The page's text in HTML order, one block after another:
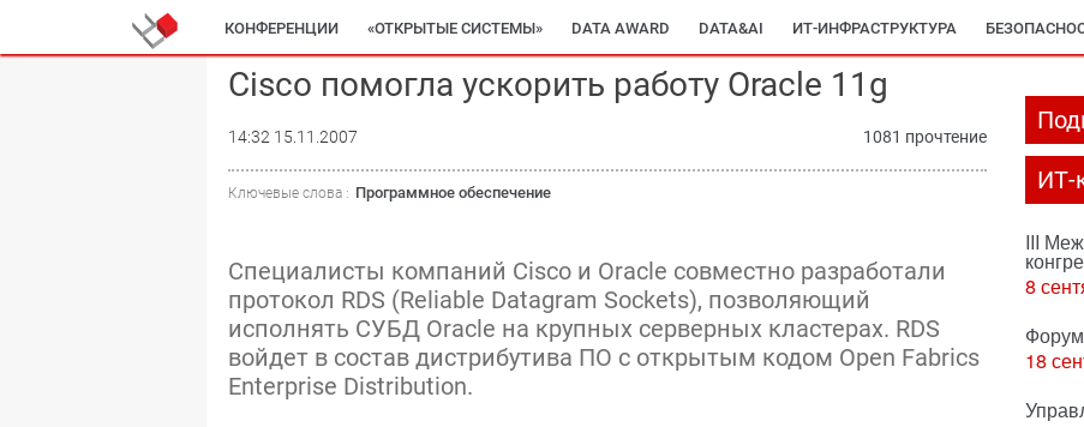
КОНФЕРЕНЦИИ «ОТКРЫТЫЕ СИСТЕМЫ» DATA AWARD DATA&AI ИТ-ИНФРАСТРУКТУРА
Cisco помогла ускорить работу Oracle 11g
14:32 15.11.2007 1081 прочтение
Ключевые слова : Программное обеспечение
Специалисты компаний Cisco и Oracle совместно разработали
протокол RDS (Reliable Datagram Sockets), позволяющий
исполнять СУБД Oracle на крупных серверных кластерах. RDS
войдет в состав дистрибутива ПО с открытым кодом Open Fabrics
Enterprise Distribution.
ИТ-
III
8
18